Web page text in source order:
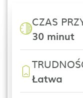
CZAS
30 minut
Łatwa